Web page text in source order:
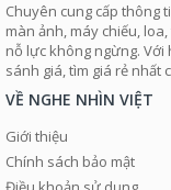
Chuyên cung cấp thông
màn ảnh, máy chiếu,
nỗ lực không ngừng. Với
sánh giá, tìm giá rẻ nhất
VỀ NGHE NHÌN VIỆT
Giới thiệu
Chính sách bảo mật